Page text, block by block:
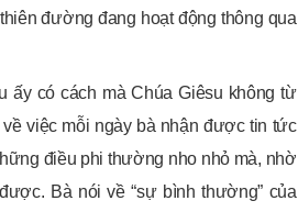
đường đang hoạt động thông qua
ấy có cách mà Chúa Giêsu không từ
việc mỗi ngày bà nhận được tin tức
điều phi thường nho nhỏ mà, nhờ
Bà nói về “sự bình thường” của